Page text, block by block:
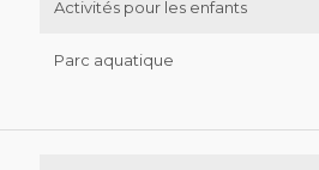
Activités pour les enfants
Parc aquatique